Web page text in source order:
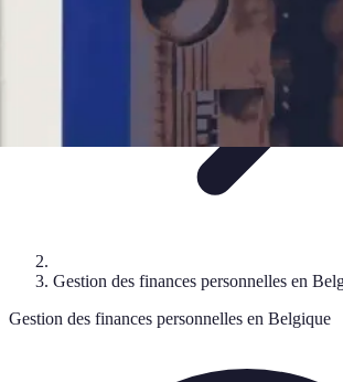
Gestion des finances personnelles en
Gestion des finances personnelles en Belgique